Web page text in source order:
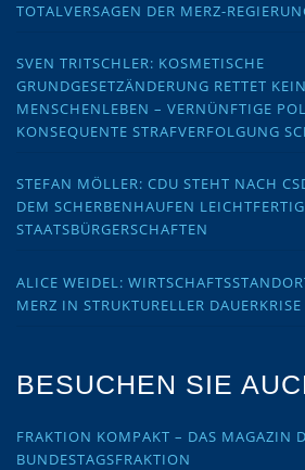
TOTALVERSAGEN DER MERZ-
SVEN TRITSCHLER: KOSMETISCHE
GRUNDGESETZÄNDERUNG RETTET
MENSCHENLEBEN – VERNÜNFTIGE
KONSEQUENTE STRAFVERFOLGUNG
STEFAN MÖLLER: CDU STEHT NACH
DEM SCHERBENHAUFEN
STAATSBÜRGERSCHAFTEN
ALICE WEIDEL:
MERZ IN STRUKTURELLER DAUERKRISE
BESUCHEN SIE
FRAKTION KOMPAKT – DAS MAGAZIN
BUNDESTAGSFRAKTION